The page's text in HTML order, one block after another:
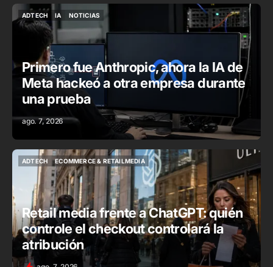
ADTECH
ADTECH
IA
NOTICIAS
Primero fue Anthropic, ahora la IA de
Meta hackeó a otra empresa durante
una prueba
ago. 7, 2026
ADTECH
ADTECH
ECOMMERCE & RETAILMEDIA
ECOMMERCE & RETAILMEDIA
Retail media frente a ChatGPT: quién
controle el checkout controlará la
atribución